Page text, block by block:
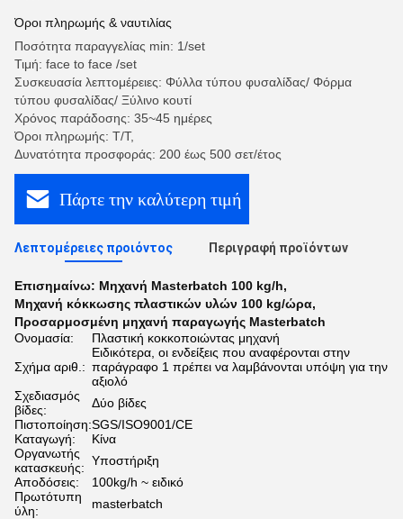
Όροι πληρωμής & ναυτιλίας
Ποσότητα παραγγελίας min: 1/set
Τιμή: face to face /set
Συσκευασία λεπτομέρειες: Φύλλα τύπου φυσαλίδας/ Φόρμα
τύπου φυσαλίδας/ Ξύλινο κουτί
Χρόνος παράδοσης: 35~45 ημέρες
Όροι πληρωμής: Τ/Τ,
Δυνατότητα προσφοράς: 200 έως 500 σετ/έτος
Πάρτε την καλύτερη τιμή
Λεπτομέρειες προιόντος Περιγραφή προϊόντων
Επισημαίνω: Μηχανή Masterbatch 100 kg/h,
Μηχανή κόκκωσης πλαστικών υλών 100 kg/ώρα,
Προσαρμοσμένη μηχανή παραγωγής Masterbatch
Ονομασία:
Πλαστική κοκκοποιώντας μηχανή
Σχήμα αριθ.:
Ειδικότερα, οι ενδείξεις που αναφέρονται στην
παράγραφο 1 πρέπει να λαμβάνονται υπόψη για την
αξιολό
Σχεδιασμός
βίδες:
Δύο βίδες
Πιστοποίηση:SGS/ISO9001/CE
Καταγωγή:
Κίνα
Οργανωτής
κατασκευής: Υποστήριξη
Αποδόσεις:
100kg/h ~ ειδικό
Πρωτότυπη
ύλη:
masterbatch